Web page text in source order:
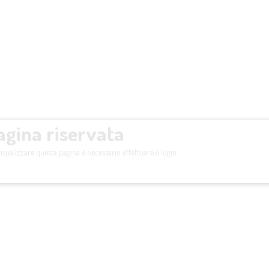
riservata
questa pagina è necessario effettuare il login